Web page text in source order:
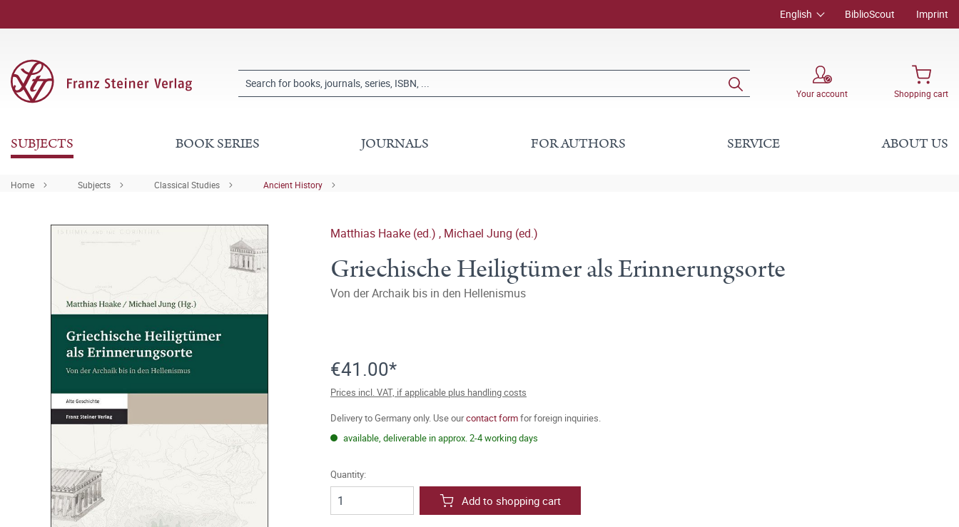
English BiblioScout Imprint
Your account Shopping cart
SUBJECTS BOOK SERIES JOURNALS FOR AUTHORS SERVICE ABOUT US
Home Subjects Classical Studies Ancient History
Matthias Haake (ed.) , Michael Jung (ed.)
Griechische Heiligtümer als Erinnerungsorte
Von der Archaik bis in den Hellenismus
€41.00*
Prices incl. VAT, if applicable plus handling costs
Delivery to Germany only. Use ourcontact formfor foreign inquiries.
available, deliverable in approx. 2-4 working days
Quantity:
Add to shopping cart